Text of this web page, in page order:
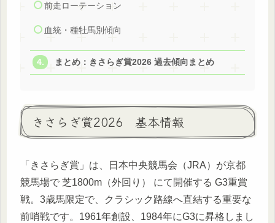
前走ローテーション
血統・種牡馬別傾向
まとめ：きさらぎ賞2026 過去傾向まとめ
きさらぎ賞2026 基本情報
「きさらぎ賞」は、日本中央競馬会（JRA）が京都
競馬場で 芝1800m（外回り） にて開催する G3重賞
戦。3歳馬限定で、クラシック路線へ直結する重要な
前哨戦です。1961年創設、1984年にG3に昇格しまし